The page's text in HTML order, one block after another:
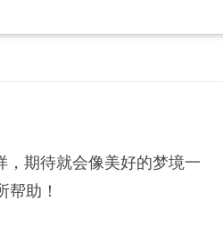
期待就会像美好的梦境一
助！